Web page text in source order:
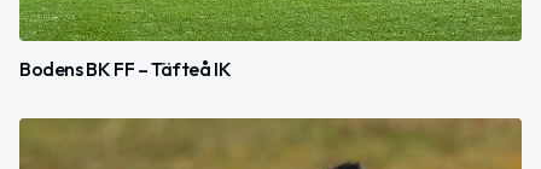
Bodens BK FF – Täfteå IK